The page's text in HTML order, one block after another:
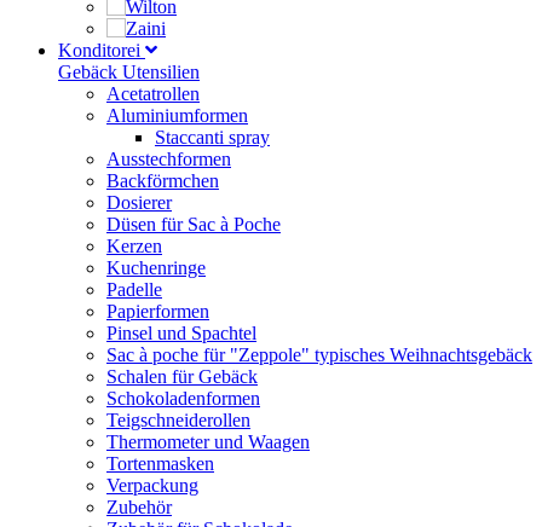
Konditorei
Gebäck Utensilien
Acetatrollen
Aluminiumformen
Staccanti spray
Ausstechformen
Backförmchen
Dosierer
Düsen für Sac à Poche
Kerzen
Kuchenringe
Padelle
Papierformen
Pinsel und Spachtel
Sac à poche für "Zeppole" typisches Weihnachtsgebäck
Schalen für Gebäck
Schokoladenformen
Teigschneiderollen
Thermometer und Waagen
Tortenmasken
Verpackung
Zubehör